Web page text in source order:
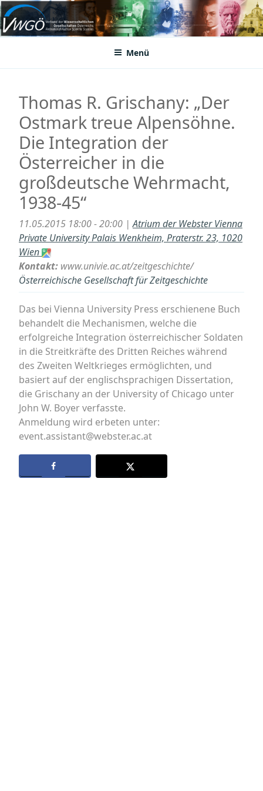
Zum
Inhalt
springenVWGÖ
Federation of Austrian Scientific Societies
Menü
Thomas R. Grischany: „Der
Ostmark treue Alpensöhne.
Die Integration der
Österreicher in die
großdeutsche Wehrmacht,
1938-45“
11.05.2015 18:00 - 20:00 |Atrium der Webster Vienna
Private University Palais Wenkheim, Praterstr. 23, 1020
Wien
Kontakt: www.univie.ac.at/zeitgeschichte/
Österreichische Gesellschaft für Zeitgeschichte
Das bei Vienna University Press erschienene Buch
behandelt die Mechanismen, welche die
erfolgreiche Integration österreichischer Soldaten
in die Streitkräfte des Dritten Reiches während
des Zweiten Weltkrieges ermöglichten, und
basiert auf der englischsprachigen Dissertation,
die Grischany an der University of Chicago unter
John W. Boyer verfasste.
Anmeldung wird erbeten unter:
event.assistant@webster.ac.at